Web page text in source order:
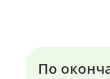
По